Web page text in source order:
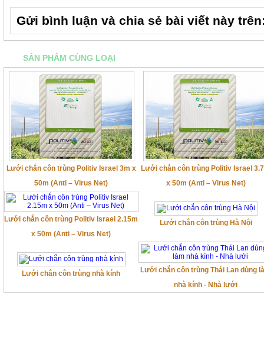
Gửi bình luận và chia sẻ bài viết này
SẢN PHẨM CÙNG LOẠI
Lưới chắn côn trùng Politiv Israel 3m x
50m (Anti – Virus Net)
Lưới chắn côn trùng Politiv Israel
x 50m (Anti – Virus Net)
Lưới chắn côn trùng Politiv Israel 2.15m
x 50m (Anti – Virus Net)
Lưới chắn côn trùng Hà Nội
Lưới chắn côn trùng nhà kính
Lưới chắn côn trùng Thái Lan dùng
nhà kính - Nhà lưới